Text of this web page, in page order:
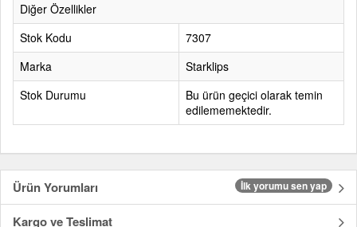
Diğer Özellikler
Stok Kodu
7307
Marka
Starklips
Stok Durumu
Bu ürün geçici olarak temin
edilememektedir.
Ürün Yorumları İlk yorumu sen yap
Kargo ve Teslimat